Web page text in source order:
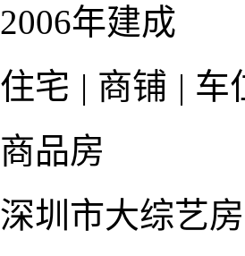
2006年建成
住宅 | 商铺 | 车
商品房
深圳市大综艺